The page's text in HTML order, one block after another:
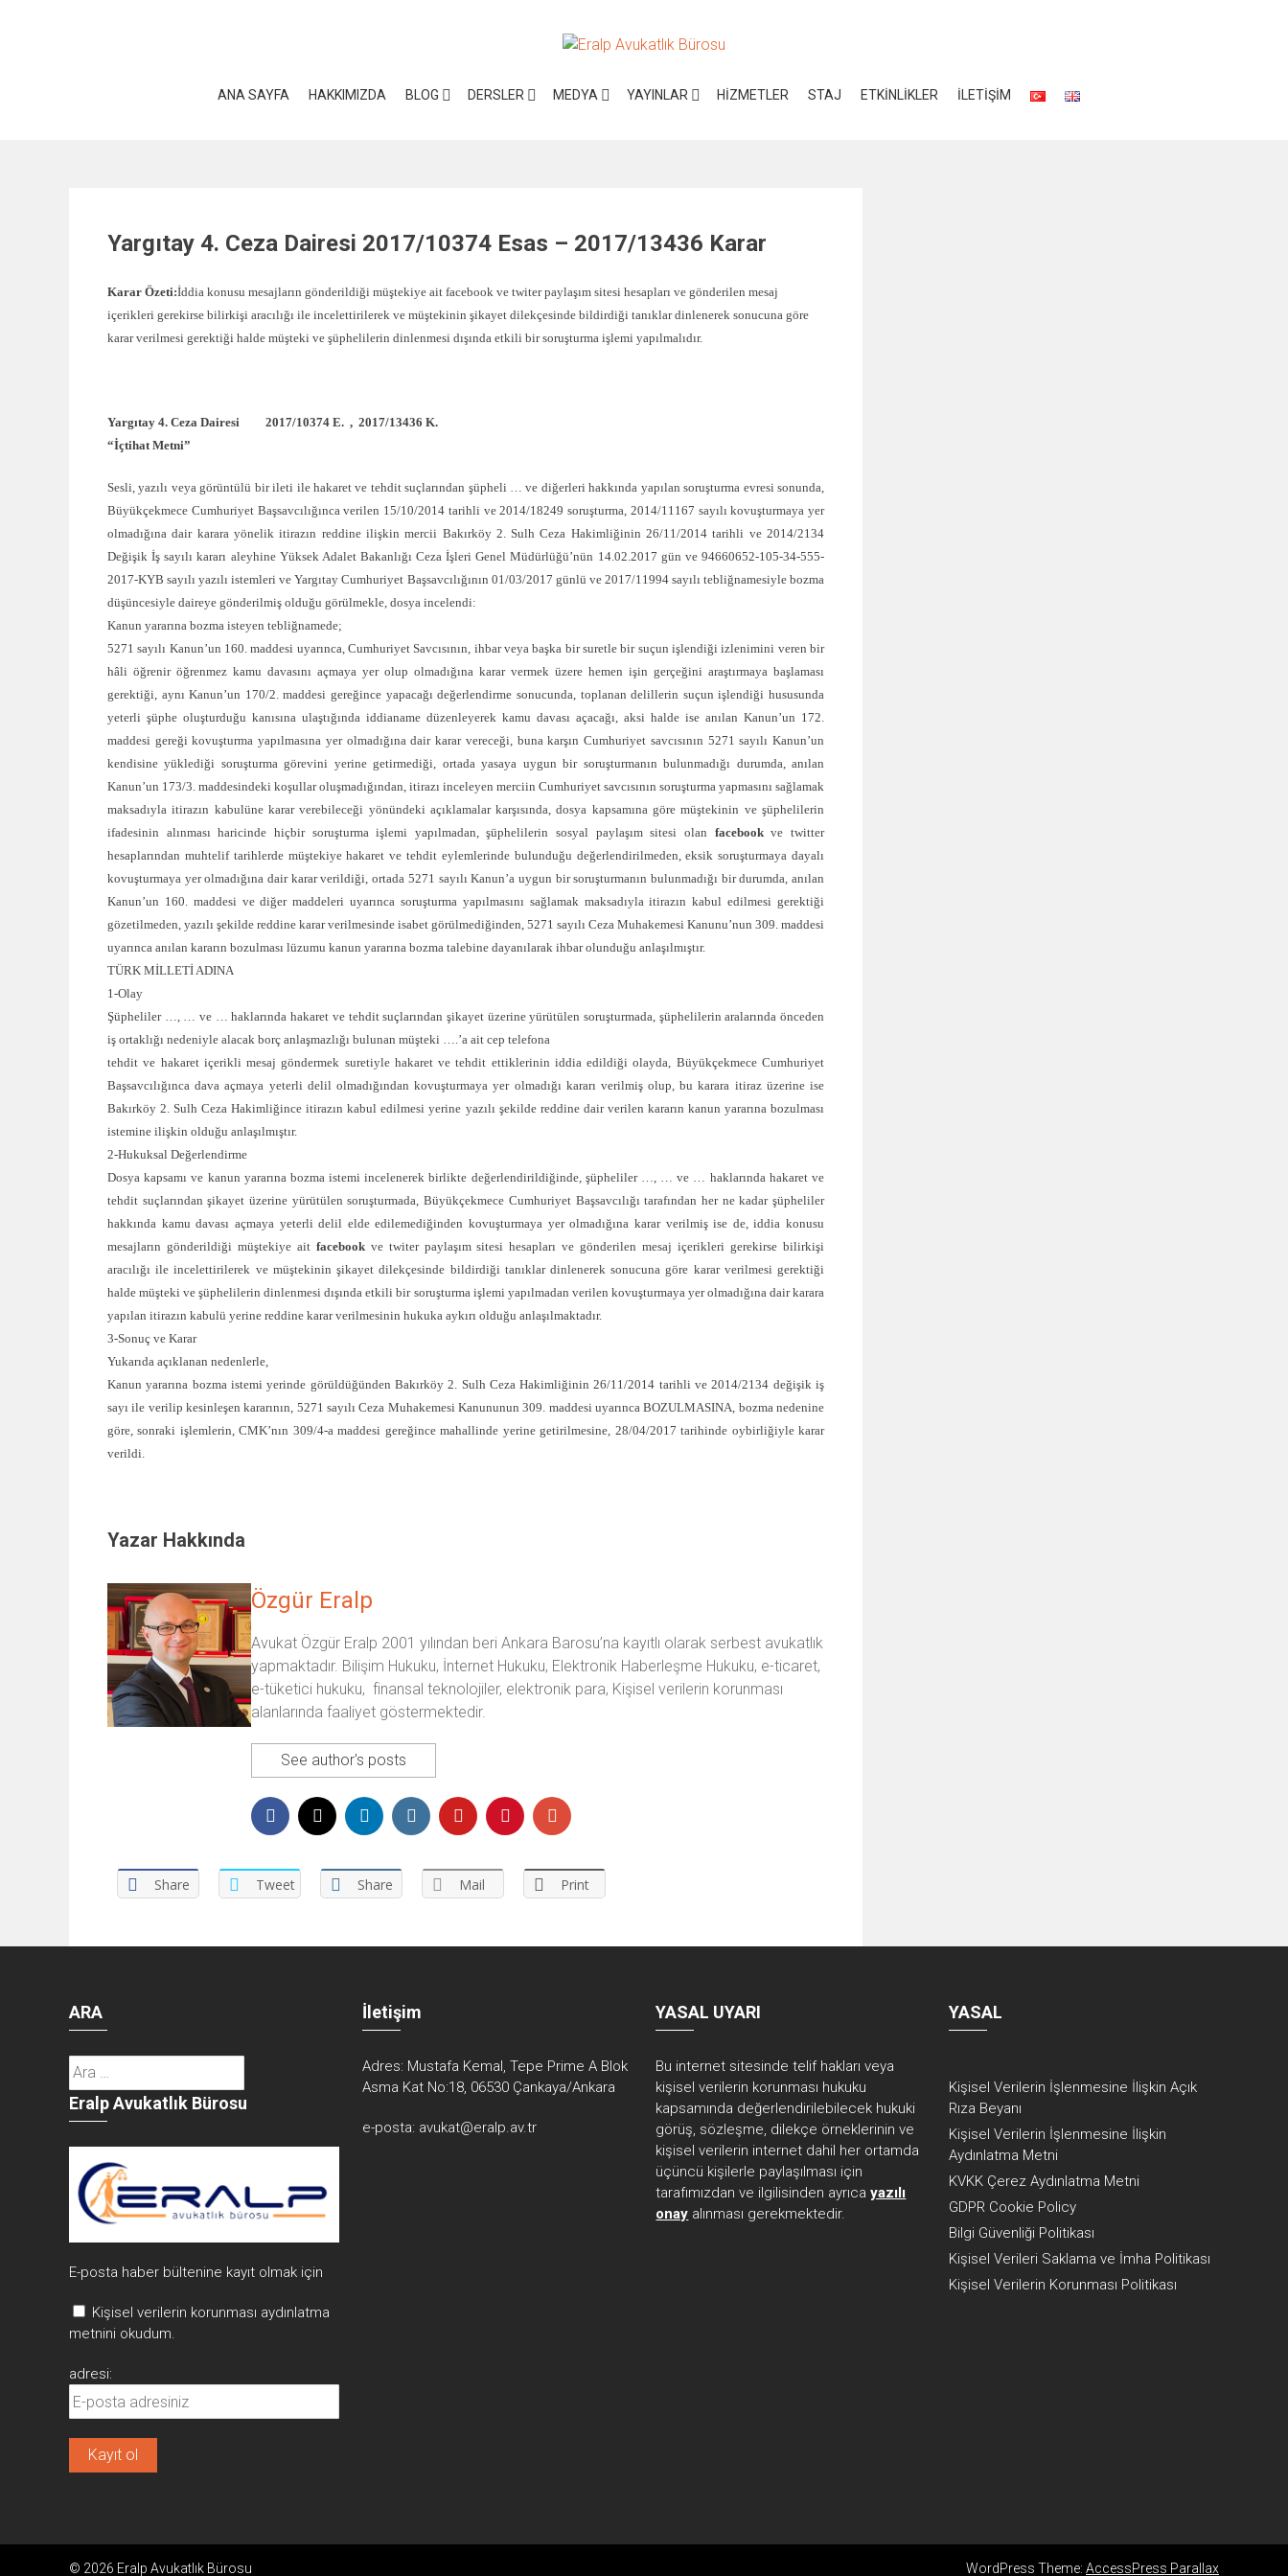
ANA SAYFA HAKKIMIZDA BLOG DERSLER MEDYA YAYINLAR HIZMETLER STAJ ETKİNLİKLER İLETİŞİM
Yargıtay 4. Ceza Dairesi 2017/10374 Esas – 2017/13436 Karar
Karar Özeti:İddia konusu mesajların gönderildiği müştekiye ait facebook ve twiter paylaşım sitesi hesapları ve gönderilen mesaj
içerikleri gerekirse bilirkişi aracılığı ile incelettirilerek ve müştekinin şikayet dilekçesinde bildirdiği tanıklar dinlenerek sonucuna göre
karar verilmesi gerektiği halde müşteki ve şüphelilerin dinlenmesi dışında etkili bir soruşturma işlemi yapılmalıdır.
Yargıtay 4. Ceza Dairesi 2017/10374 E. , 2017/13436 K.
“İçtihat Metni”
Sesli, yazılı veya görüntülü bir ileti ile hakaret ve tehdit suçlarından şüpheli … ve diğerleri hakkında yapılan soruşturma evresi sonunda,
Büyükçekmece Cumhuriyet Başsavcılığınca verilen 15/10/2014 tarihli ve 2014/18249 soruşturma, 2014/11167 sayılı kovuşturmaya yer
olmadığına dair karara yönelik itirazın reddine ilişkin mercii Bakırköy 2. Sulh Ceza Hakimliğinin 26/11/2014 tarihli ve 2014/2134
Değişik İş sayılı kararı aleyhine Yüksek Adalet Bakanlığı Ceza İşleri Genel Müdürlüğü’nün 14.02.2017 gün ve 94660652-105-34-555-
2017-KYB sayılı yazılı istemleri ve Yargıtay Cumhuriyet Başsavcılığının 01/03/2017 günlü ve 2017/11994 sayılı tebliğnamesiyle bozma
düşüncesiyle daireye gönderilmiş olduğu görülmekle, dosya incelendi:
Kanun yararına bozma isteyen tebliğnamede;
5271 sayılı Kanun’un 160. maddesi uyarınca, Cumhuriyet Savcısının, ihbar veya başka bir suretle bir suçun işlendiği izlenimini veren bir
hâli öğrenir öğrenmez kamu davasını açmaya yer olup olmadığına karar vermek üzere hemen işin gerçeğini araştırmaya başlaması
gerektiği, aynı Kanun’un 170/2. maddesi gereğince yapacağı değerlendirme sonucunda, toplanan delillerin suçun işlendiği hususunda
yeterli şüphe oluşturduğu kanısına ulaştığında iddianame düzenleyerek kamu davası açacağı, aksi halde ise anılan Kanun’un 172.
maddesi gereği kovuşturma yapılmasına yer olmadığına dair karar vereceği, buna karşın Cumhuriyet savcısının 5271 sayılı Kanun’un
kendisine yüklediği soruşturma görevini yerine getirmediği, ortada yasaya uygun bir soruşturmanın bulunmadığı durumda, anılan
Kanun’un 173/3. maddesindeki koşullar oluşmadığından, itirazı inceleyen merciin Cumhuriyet savcısının soruşturma yapmasını sağlamak
maksadıyla itirazın kabulüne karar verebileceği yönündeki açıklamalar karşısında, dosya kapsamına göre müştekinin ve şüphelilerin
ifadesinin alınması haricinde hiçbir soruşturma işlemi yapılmadan, şüphelilerin sosyal paylaşım sitesi olan facebookve twitter
hesaplarından muhtelif tarihlerde müştekiye hakaret ve tehdit eylemlerinde bulunduğu değerlendirilmeden, eksik soruşturmaya dayalı
kovuşturmaya yer olmadığına dair karar verildiği, ortada 5271 sayılı Kanun’a uygun bir soruşturmanın bulunmadığı bir durumda, anılan
Kanun’un 160. maddesi ve diğer maddeleri uyarınca soruşturma yapılmasını sağlamak maksadıyla itirazın kabul edilmesi gerektiği
gözetilmeden, yazılı şekilde reddine karar verilmesinde isabet görülmediğinden, 5271 sayılı Ceza Muhakemesi Kanunu’nun 309. maddesi
uyarınca anılan kararın bozulması lüzumu kanun yararına bozma talebine dayanılarak ihbar olunduğu anlaşılmıştır.
TÜRK MİLLETİ ADINA
1-Olay
Şüpheliler …, … ve … haklarında hakaret ve tehdit suçlarından şikayet üzerine yürütülen soruşturmada, şüphelilerin aralarında önceden
iş ortaklığı nedeniyle alacak borç anlaşmazlığı bulunan müşteki ….’a ait cep telefona
tehdit ve hakaret içerikli mesaj göndermek suretiyle hakaret ve tehdit ettiklerinin iddia edildiği olayda, Büyükçekmece Cumhuriyet
Başsavcılığınca dava açmaya yeterli delil olmadığından kovuşturmaya yer olmadığı kararı verilmiş olup, bu karara itiraz üzerine ise
Bakırköy 2. Sulh Ceza Hakimliğince itirazın kabul edilmesi yerine yazılı şekilde reddine dair verilen kararın kanun yararına bozulması
istemine ilişkin olduğu anlaşılmıştır.
2-Hukuksal Değerlendirme
Dosya kapsamı ve kanun yararına bozma istemi incelenerek birlikte değerlendirildiğinde, şüpheliler …, … ve … haklarında hakaret ve
tehdit suçlarından şikayet üzerine yürütülen soruşturmada, Büyükçekmece Cumhuriyet Başsavcılığı tarafından her ne kadar şüpheliler
hakkında kamu davası açmaya yeterli delil elde edilemediğinden kovuşturmaya yer olmadığına karar verilmiş ise de, iddia konusu
mesajların gönderildiği müştekiye ait facebookve twiter paylaşım sitesi hesapları ve gönderilen mesaj içerikleri gerekirse bilirkişi
aracılığı ile incelettirilerek ve müştekinin şikayet dilekçesinde bildirdiği tanıklar dinlenerek sonucuna göre karar verilmesi gerektiği
halde müşteki ve şüphelilerin dinlenmesi dışında etkili bir soruşturma işlemi yapılmadan verilen kovuşturmaya yer olmadığına dair karara
yapılan itirazın kabulü yerine reddine karar verilmesinin hukuka aykırı olduğu anlaşılmaktadır.
3-Sonuç ve Karar
Yukarıda açıklanan nedenlerle,
Kanun yararına bozma istemi yerinde görüldüğünden Bakırköy 2. Sulh Ceza Hakimliğinin 26/11/2014 tarihli ve 2014/2134 değişik iş
sayı ile verilip kesinleşen kararının, 5271 sayılı Ceza Muhakemesi Kanununun 309. maddesi uyarınca BOZULMASINA, bozma nedenine
göre, sonraki işlemlerin, CMK’nın 309/4-a maddesi gereğince mahallinde yerine getirilmesine, 28/04/2017 tarihinde oybirliğiyle karar
verildi.
Yazar Hakkında
Özgür Eralp
Avukat Özgür Eralp 2001 yılından beri Ankara Barosu’na kayıtlı olarak serbest avukatlık
yapmaktadır. Bilişim Hukuku, İnternet Hukuku, Elektronik Haberleşme Hukuku, e-ticaret,
e-tüketici hukuku, finansal teknolojiler, elektronik para, Kişisel verilerin korunması
alanlarında faaliyet göstermektedir.
See author's posts
Share Tweet Share Mail Print
ARA
Arama:
Eralp Avukatlık Bürosu
E-posta haber bültenine kayıt olmak için
Kişisel verilerin korunması aydınlatma
metnini okudum.
adresi:
İletişim
Adres: Mustafa Kemal, Tepe Prime A Blok
Asma Kat No:18, 06530 Çankaya/Ankara
e-posta: avukat@eralp.av.tr
YASAL UYARI
Bu internet sitesinde telif hakları veya
kişisel verilerin korunması hukuku
kapsamında değerlendirilebilecek hukuki
görüş, sözleşme, dilekçe örneklerinin ve
kişisel verilerin internet dahil her ortamda
üçüncü kişilerle paylaşılması için
tarafımızdan ve ilgilisinden ayrıcayazılı
onay alınması gerekmektedir.
YASAL
Kişisel Verilerin İşlenmesine İlişkin Açık
Rıza Beyanı
Kişisel Verilerin İşlenmesine İlişkin
Aydınlatma Metni
KVKK Çerez Aydınlatma Metni
GDPR Cookie Policy
Bilgi Güvenliği Politikası
Kişisel Verileri Saklama ve İmha Politikası
Kişisel Verilerin Korunması Politikası
© 2026 Eralp Avukatlık Bürosu WordPress Theme: AccessPress Parallax